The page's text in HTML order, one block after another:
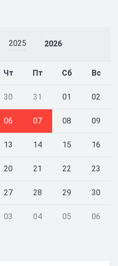
2025 2026
Чт Пт Сб Вс
30 31 01 02
06 07 08 09
13 14 15 16
20 21 22 23
27 28 29 30
03 04 05 06